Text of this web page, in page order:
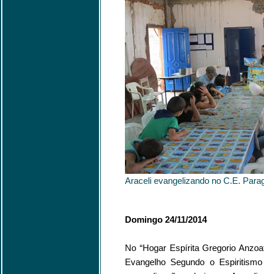
Araceli evangelizando no C.E.
Domingo 24/11/2014
No “Hogar Espírita Gregorio
Evangelho Segundo o